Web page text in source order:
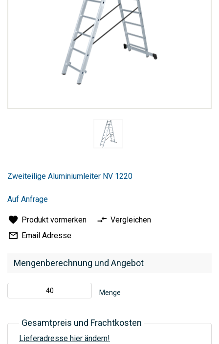
der
springen
Mengenberechnung und Angebot
Menge
Gesamtpreis und Frachtkosten
Lieferadresse hier ändern!
Zweiteilige Aluminiumleiter NV 1220
Auf Anfrage
Produkt vormerken
Vergleichen
Email Adresse